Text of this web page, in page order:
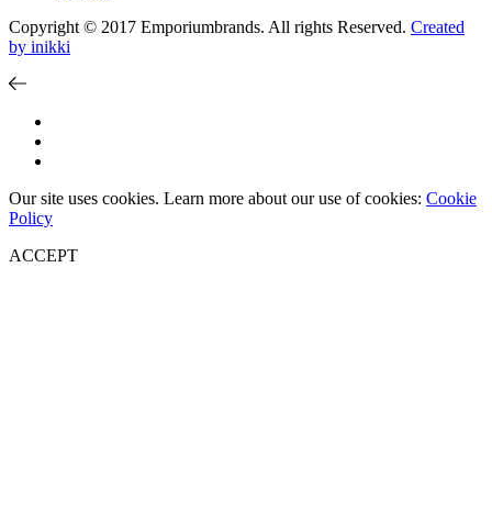
Copyright © 2017 Emporiumbrands. All rights Reserved. Created
by inikki
Our site uses cookies. Learn more about our use of cookies: Cookie
Policy
ACCEPT